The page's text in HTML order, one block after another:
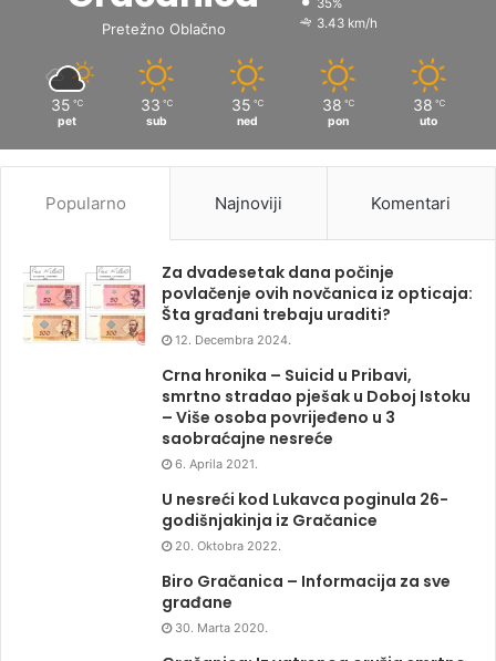
Pretežno Oblačno
35%
3.43 km/h
35 ℃
pet
33 ℃
sub
35 ℃
ned
38 ℃
pon
38 ℃
uto
Popularno Najnoviji Komentari
Za dvadesetak dana počinje
povlačenje ovih novčanica iz opticaja:
Šta građani trebaju uraditi?
12. Decembra 2024.
Crna hronika – Suicid u Pribavi,
smrtno stradao pješak u Doboj Istoku
– Više osoba povrijeđeno u 3
saobraćajne nesreće
6. Aprila 2021.
U nesreći kod Lukavca poginula 26-
godišnjakinja iz Gračanice
20. Oktobra 2022.
Biro Gračanica – Informacija za sve
građane
30. Marta 2020.